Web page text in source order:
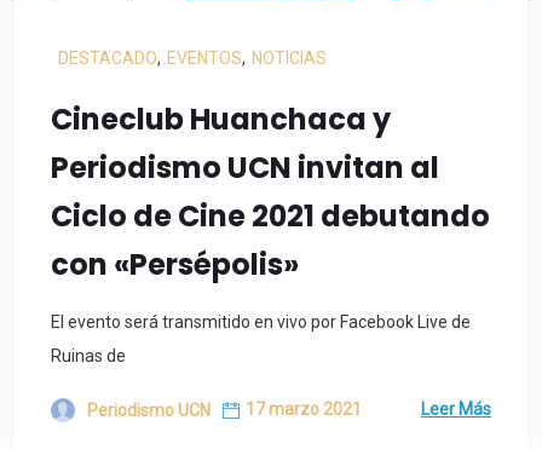
DESTACADO, EVENTOS, NOTICIAS
Cineclub Huanchaca y
Periodismo UCN invitan al
Ciclo de Cine 2021 debutando
con «Persépolis»
El evento será transmitido en vivo por Facebook Live de
Ruinas de
Periodismo UCN 17 marzo 2021 Leer Más